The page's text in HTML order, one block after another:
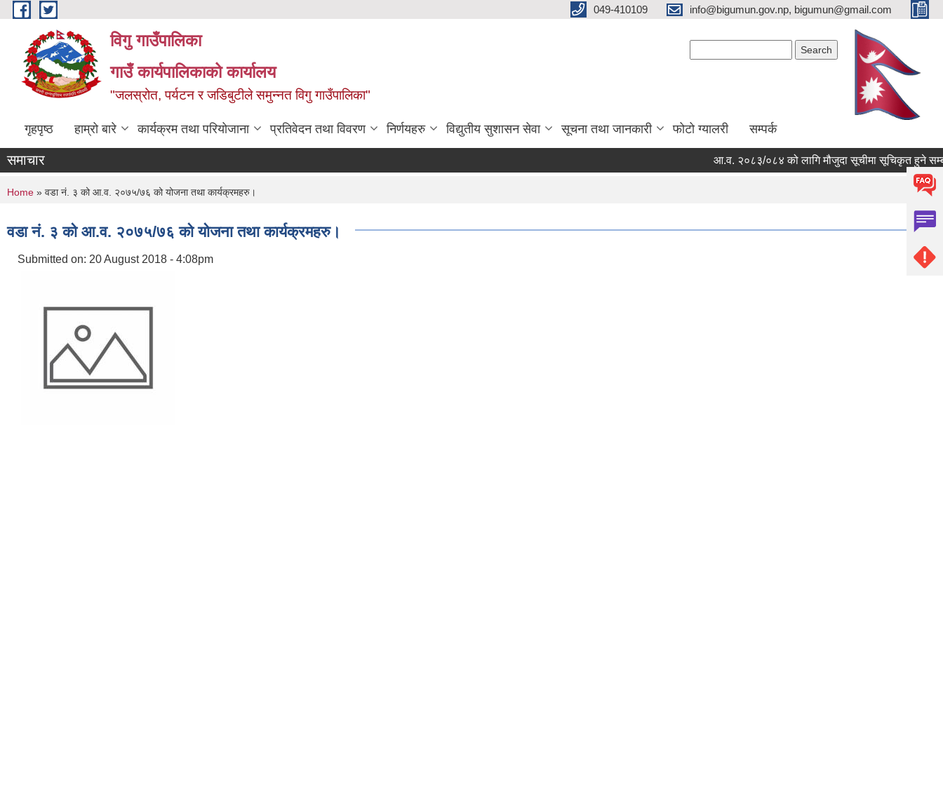
Skip to main content 049-410109 info@bigumun.gov.np, bigumun@gmail.com
विगु गाउँपालिका
गाउँ कार्यपालिकाको कार्यालय
"जलस्रोत, पर्यटन र जडिबुटीले समुन्नत विगु गाउँपालिका"
गृहपृष्ठ हाम्रो बारे कार्यक्रम तथा परियोजाना प्रतिवेदन तथा विवरण निर्णयहरु विद्युतीय सुशासन सेवा सूचना तथा जानकारी फोटो ग्यालरी सम्पर्क
समाचार आ.व. २०८३/०८४ को लागि मौजुदा सूचीमा सूचिकृत हुने
You are here
Home » वडा नं. ३ को आ.व. २०७५/७६ को योजना तथा कार्यक्रमहरु।
वडा नं. ३ को आ.व. २०७५/७६ को योजना तथा कार्यक्रमहरु।
Submitted on: 20 August 2018 - 4:08pm